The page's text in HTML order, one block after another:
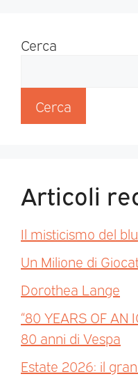
Cerca
Cerca
Articoli
Il misticismo del blu
Un Milione di
Dorothea Lange
“80 YEARS OF AN
80 anni di Vespa
Estate 2026: il